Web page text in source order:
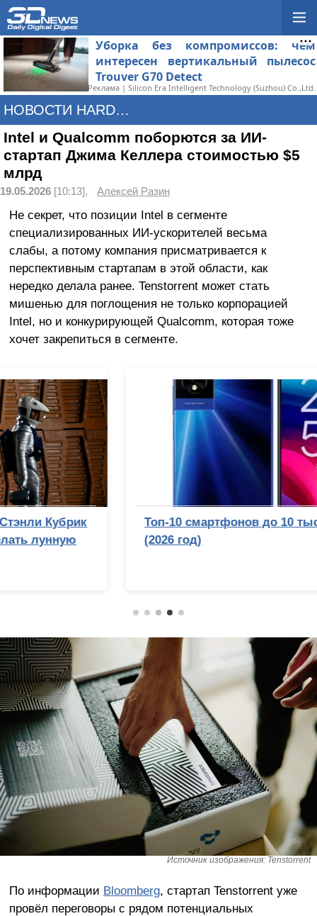
Уборка без компромиссов: чем
интересен вертикальный пылесос
Trouver G70 Detect
Реклама | Silicon Era Intelligent Technology (Suzhou) Co.,Ltd.
НОВОСТИ HARDWARE
Intel и Qualcomm поборются за ИИ-
стартап Джима Келлера стоимостью $5
млрд
19.05.2026 [10:13], Алексей Разин
Не секрет, что позиции Intel в сегменте
специализированных ИИ-ускорителей весьма
слабы, а потому компания присматривается к
перспективным стартапам в этой области, как
нередко делала ранее. Tenstorrent может стать
мишенью для поглощения не только корпорацией
Intel, но и конкурирующей Qualcomm, которая тоже
хочет закрепиться в сегменте.
Топ-10 смартфонов до 10 тысяч рублей
(2026 год)
Источник изображения: Tenstorrent
По информации Bloomberg, стартап Tenstorrent уже
провёл переговоры с рядом потенциальных